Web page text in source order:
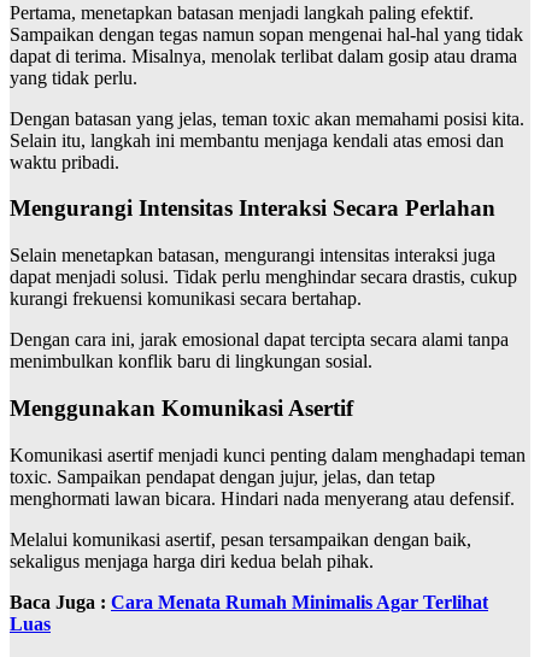
Pertama, menetapkan batasan menjadi langkah paling efektif.
Sampaikan dengan tegas namun sopan mengenai hal-hal yang tidak
dapat di terima. Misalnya, menolak terlibat dalam gosip atau drama
yang tidak perlu.
Dengan batasan yang jelas, teman toxic akan memahami posisi kita.
Selain itu, langkah ini membantu menjaga kendali atas emosi dan
waktu pribadi.
Mengurangi Intensitas Interaksi Secara Perlahan
Selain menetapkan batasan, mengurangi intensitas interaksi juga
dapat menjadi solusi. Tidak perlu menghindar secara drastis, cukup
kurangi frekuensi komunikasi secara bertahap.
Dengan cara ini, jarak emosional dapat tercipta secara alami tanpa
menimbulkan konflik baru di lingkungan sosial.
Menggunakan Komunikasi Asertif
Komunikasi asertif menjadi kunci penting dalam menghadapi teman
toxic. Sampaikan pendapat dengan jujur, jelas, dan tetap
menghormati lawan bicara. Hindari nada menyerang atau defensif.
Melalui komunikasi asertif, pesan tersampaikan dengan baik,
sekaligus menjaga harga diri kedua belah pihak.
Baca Juga : Cara Menata Rumah Minimalis Agar Terlihat
Luas